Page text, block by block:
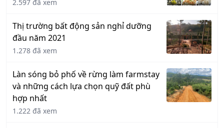
2.597 đã xem
Thị trường bất động sản nghỉ dưỡng
đầu năm 2021
1.278 đã xem
Làn sóng bỏ phố về rừng làm farmstay
và những cách lựa chọn quỹ đất phù
hợp nhất
1.222 đã xem